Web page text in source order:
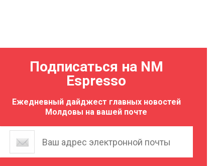
Подписаться на NM
Espresso
Ежедневный дайджест главных новостей
Молдовы на вашей почте